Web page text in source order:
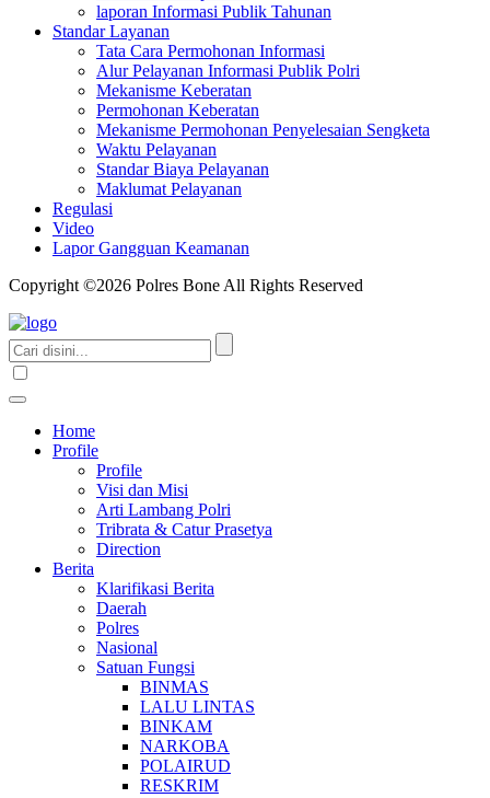
laporan Informasi Publik Tahunan
Standar Layanan
Tata Cara Permohonan Informasi
Alur Pelayanan Informasi Publik Polri
Mekanisme Keberatan
Permohonan Keberatan
Mekanisme Permohonan Penyelesaian Sengketa
Waktu Pelayanan
Standar Biaya Pelayanan
Maklumat Pelayanan
Regulasi
Video
Lapor Gangguan Keamanan
Copyright ©2026 Polres Bone All Rights Reserved
Home
Profile
Profile
Visi dan Misi
Arti Lambang Polri
Tribrata & Catur Prasetya
Direction
Berita
Klarifikasi Berita
Daerah
Polres
Nasional
Satuan Fungsi
BINMAS
LALU LINTAS
BINKAM
NARKOBA
POLAIRUD
RESKRIM